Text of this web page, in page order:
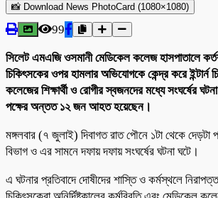
📸 Download News PhotoCard (1080×1080)
99
সিলেট এমএজি ওসমানী মেডিকেল কলেজ হাসপাতালে
চিকিৎসকের ওপর হামলার অভিযোগকে কেন্দ্র করে ইন্টার্ন
কলেজের শিক্ষার্থী ও রোগীর স্বজনদের মধ্যে সংঘর্ষের
পক্ষের অন্তত ১২ জন আহত হয়েছেন।
মঙ্গলবার (৭ জুলাই) দিবাগত রাত পৌনে ১টা থেকে দেড়টা
বিভাগ ও এর সামনে দফায় দফায় সংঘর্ষের ঘটনা ঘটে।
এ ঘটনার প্রতিবাদে দোষীদের শাস্তি ও কর্মস্থলে নিরাপত্তা